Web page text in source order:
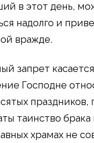
в этот день,
надолго и
вражде.
запрет
Господне
праздников,
таинство брака
храмах не